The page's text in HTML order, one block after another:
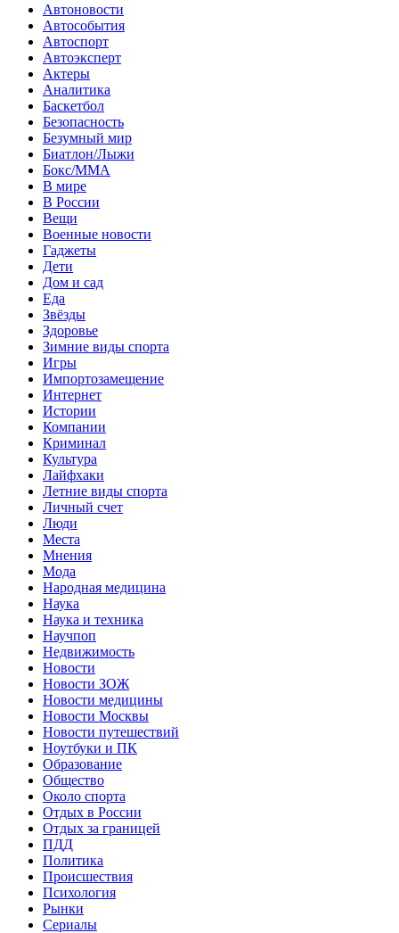
Автоновости
Автособытия
Автоспорт
Автоэксперт
Актеры
Аналитика
Баскетбол
Безопасность
Безумный мир
Биатлон/Лыжи
Бокс/MMA
В мире
В России
Вещи
Военные новости
Гаджеты
Дети
Дом и сад
Еда
Звёзды
Здоровье
Зимние виды спорта
Игры
Импортозамещение
Интернет
Истории
Компании
Криминал
Культура
Лайфхаки
Летние виды спорта
Личный счет
Люди
Места
Мнения
Мода
Народная медицина
Наука
Наука и техника
Научпоп
Недвижимость
Новости
Новости ЗОЖ
Новости медицины
Новости Москвы
Новости путешествий
Ноутбуки и ПК
Образование
Общество
Около спорта
Отдых в России
Отдых за границей
ПДД
Политика
Происшествия
Психология
Рынки
Сериалы